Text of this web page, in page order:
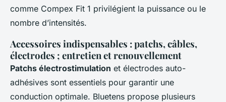
comme Compex Fit 1 privilégient la puissance ou le
nombre d’intensités.
Accessoires indispensables : patchs, câbles,
électrodes ; entretien et renouvellement
Patchs électrostimulation et électrodes auto-
adhésives sont essentiels pour garantir une
conduction optimale. Bluetens propose plusieurs